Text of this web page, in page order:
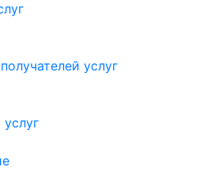
услуг